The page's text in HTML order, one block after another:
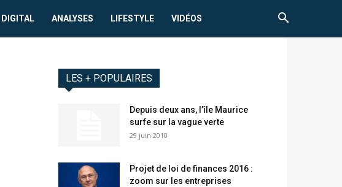
DIGITAL ANALYSES LIFESTYLE VIDÉOS
LES + POPULAIRES
Depuis deux ans, l’île Maurice
surfe sur la vague verte
29 juin 2010
Projet de loi de finances 2016 :
zoom sur les entreprises